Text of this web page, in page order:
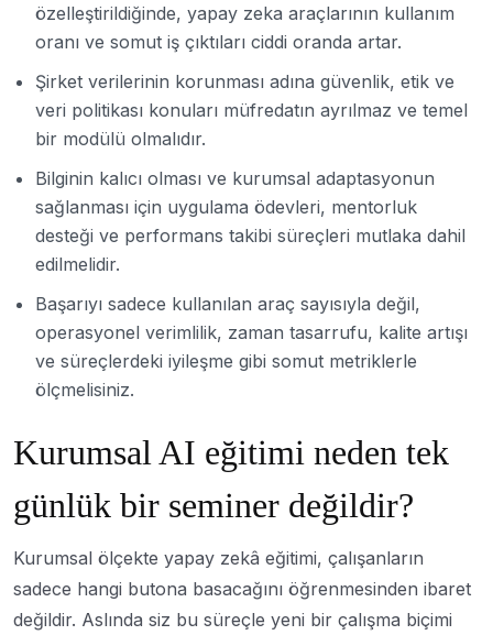
özelleştirildiğinde, yapay zeka araçlarının kullanım
oranı ve somut iş çıktıları ciddi oranda artar.
Şirket verilerinin korunması adına güvenlik, etik ve
veri politikası konuları müfredatın ayrılmaz ve temel
bir modülü olmalıdır.
Bilginin kalıcı olması ve kurumsal adaptasyonun
sağlanması için uygulama ödevleri, mentorluk
desteği ve performans takibi süreçleri mutlaka dahil
edilmelidir.
Başarıyı sadece kullanılan araç sayısıyla değil,
operasyonel verimlilik, zaman tasarrufu, kalite artışı
ve süreçlerdeki iyileşme gibi somut metriklerle
ölçmelisiniz.
Kurumsal AI eğitimi neden tek
günlük bir seminer değildir?
Kurumsal ölçekte yapay zekâ eğitimi, çalışanların
sadece hangi butona basacağını öğrenmesinden ibaret
değildir. Aslında siz bu süreçle yeni bir çalışma biçimi